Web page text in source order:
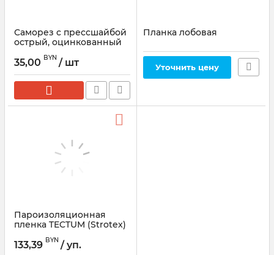
Саморез с прессшайбой
острый, оцинкованный
35,00 BYN / шт
Планка лобовая
Уточнить цену
Пароизоляционная
пленка TECTUM (Strotex)
133,39 BYN / уп.